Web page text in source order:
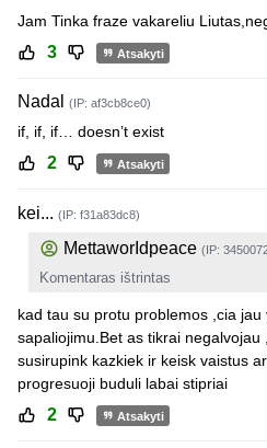
Jam Tinka fraze vakareliu
3 Atsakyti
Nadal (IP: af3cb8ce0)
if, if, if… doesn’t exist
2 Atsakyti
kei... (IP: f31a83dc8)
MettaworIdpeace (IP:
Komentaras ištrintas
kad tau su protu problemos ,cia
sapaliojimu.Bet as tikrai negalvojau
susirupink kazkiek ir keisk vaistus
progresuoji buduli labai stipriai
2 Atsakyti